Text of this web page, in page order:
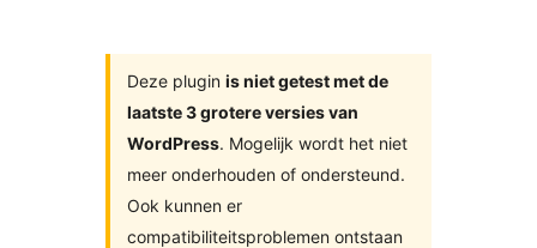
Deze plugin is niet getest met de
laatste 3 grotere versies van
WordPress. Mogelijk wordt het niet
meer onderhouden of ondersteund.
Ook kunnen er
compatibiliteitsproblemen ontstaan